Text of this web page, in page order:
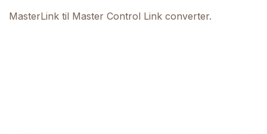
MasterLink til Master Control Link converter.